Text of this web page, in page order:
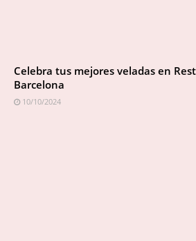
Celebra tus mejores veladas en
Barcelona
10/10/2024